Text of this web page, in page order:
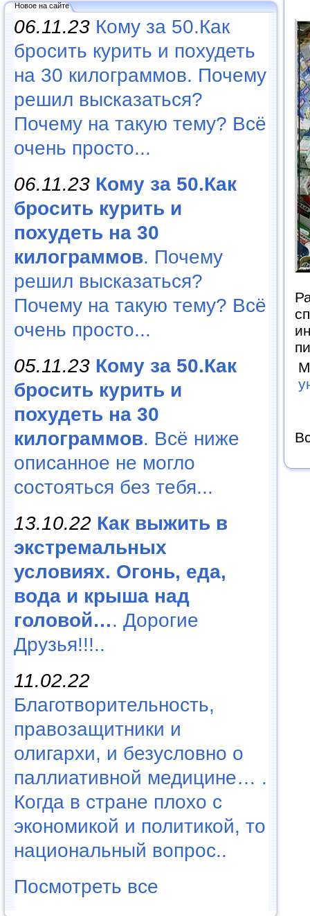
Новое на сайте
06.11.23 Кому за 50.Как
бросить курить и похудеть
на 30 килограммов. Почему
решил высказаться?
Почему на такую тему? Всё
очень просто...
06.11.23 Кому за 50.Как
бросить курить и
похудеть на 30
килограммов. Почему
решил высказаться?
Почему на такую тему? Всё
очень просто...
05.11.23 Кому за 50.Как
бросить курить и
похудеть на 30
килограммов. Всё ниже
описанное не могло
состояться без тебя...
13.10.22 Как выжить в
экстремальных
условиях. Огонь, еда,
вода и крыша над
головой…. Дорогие
Друзья!!!..
11.02.22
Благотворительность,
правозащитники и
олигархи, и безусловно о
паллиативной медицине… .
Когда в стране плохо с
экономикой и политикой, то
национальный вопрос..
Посмотреть все